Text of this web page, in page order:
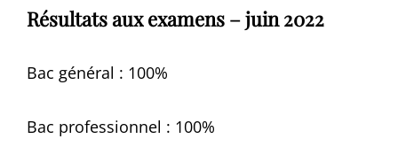
Résultats aux examens – juin 2022
Bac général : 100%
Bac professionnel : 100%